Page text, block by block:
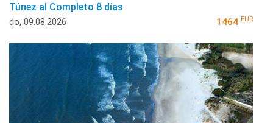
Túnez al Completo 8 días
do, 09.08.2026 1464 EUR